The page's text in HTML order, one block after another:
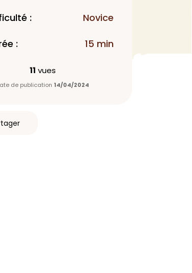
Rouge à lèvres
de teint
Anti-cerne
: Novice
: 15 min
11 vues
de publication 14/04/2024